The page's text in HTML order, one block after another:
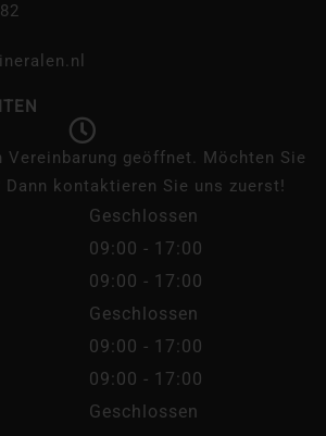
Vereinbarung geöffnet. Möchten Sie
Dann kontaktieren Sie uns zuerst!
Geschlossen
09:00 - 17:00
09:00 - 17:00
Geschlossen
09:00 - 17:00
09:00 - 17:00
Geschlossen